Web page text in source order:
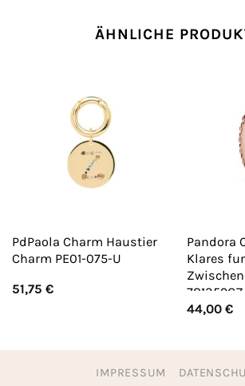
ÄHNLICHE
PdPaola Charm Haustier
Charm PE01-075-U
51,75 €
Pandora
Klares
781359CZ
44,00 €
IMPRESSUM